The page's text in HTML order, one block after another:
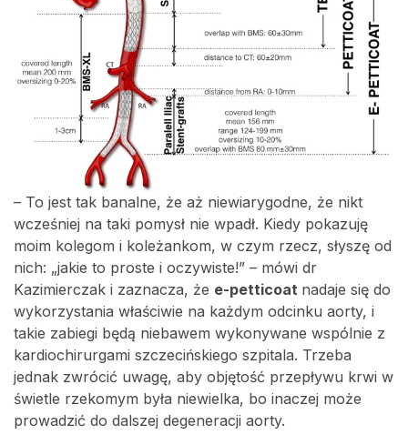
– To jest tak banalne, że aż niewiarygodne, że nikt
wcześniej na taki pomysł nie wpadł. Kiedy pokazuję
moim kolegom i koleżankom, w czym rzecz, słyszę od
nich: „jakie to proste i oczywiste!” – mówi dr
Kazimierczak i zaznacza, że e-petticoat nadaje się do
wykorzystania właściwie na każdym odcinku aorty, i
takie zabiegi będą niebawem wykonywane wspólnie z
kardiochirurgami szczecińskiego szpitala. Trzeba
jednak zwrócić uwagę, aby objętość przepływu krwi w
świetle rzekomym była niewielka, bo inaczej może
prowadzić do dalszej degeneracji aorty.